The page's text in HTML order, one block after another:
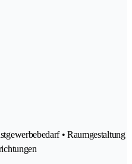
• Raumgestaltung